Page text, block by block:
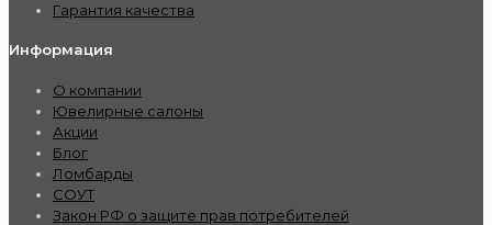
Гарантия качества
Информация
О компании
Ювелирные салоны
Акции
Блог
Ломбарды
СОУТ
Закон РФ о защите прав потребителей